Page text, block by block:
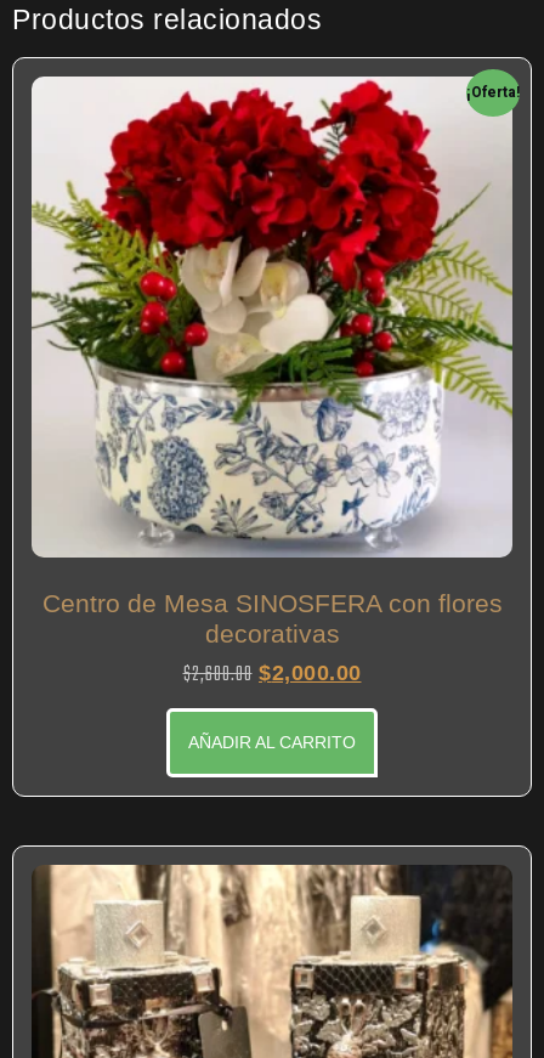
Productos relacionados
¡Oferta!
Centro de Mesa SINOSFERA con flores
decorativas
$2,600.00 $2,000.00
AÑADIR AL CARRITO